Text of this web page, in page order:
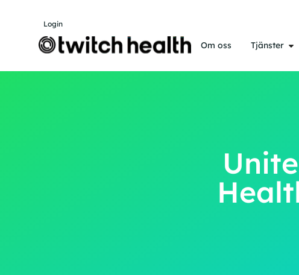
Login
Om oss Tjänster